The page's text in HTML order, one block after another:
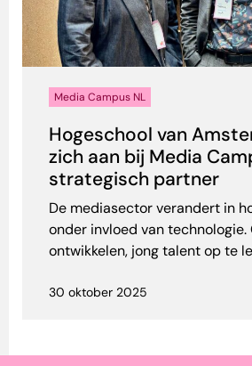
Media Campus NL
Hogeschool van
zich aan bij Media
strategisch partner
De mediasector verandert in
onder invloed van technologie.
ontwikkelen, jong talent op te
30 oktober 2025